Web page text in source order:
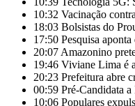
10:32 Vacinação
18:03 Bolsistas do
17:50 Pesquisa
20:07 Amazonino
19:46 Viviane Lima é
20:23 Prefeitura abre
00:59 Pré-Candidata
10:06 Populares